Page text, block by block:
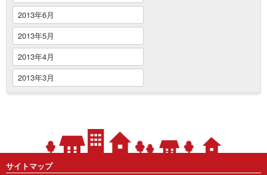
2013年6月
2013年5月
2013年4月
2013年3月
サイトマップ